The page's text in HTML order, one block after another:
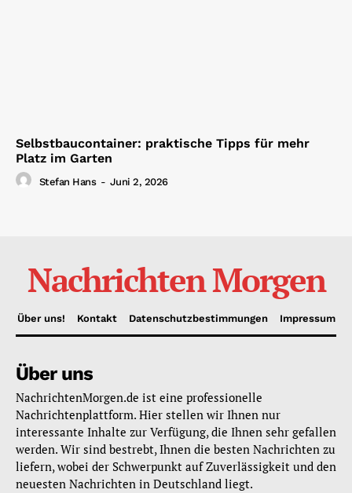
Selbstbaucontainer: praktische Tipps für mehr
Platz im Garten
Stefan Hans - Juni 2, 2026
Nachrichten Morgen
Über uns! Kontakt Datenschutzbestimmungen Impressum
Über uns
NachrichtenMorgen.de ist eine professionelle
Nachrichtenplattform. Hier stellen wir Ihnen nur
interessante Inhalte zur Verfügung, die Ihnen sehr gefallen
werden. Wir sind bestrebt, Ihnen die besten Nachrichten zu
liefern, wobei der Schwerpunkt auf Zuverlässigkeit und den
neuesten Nachrichten in Deutschland liegt.